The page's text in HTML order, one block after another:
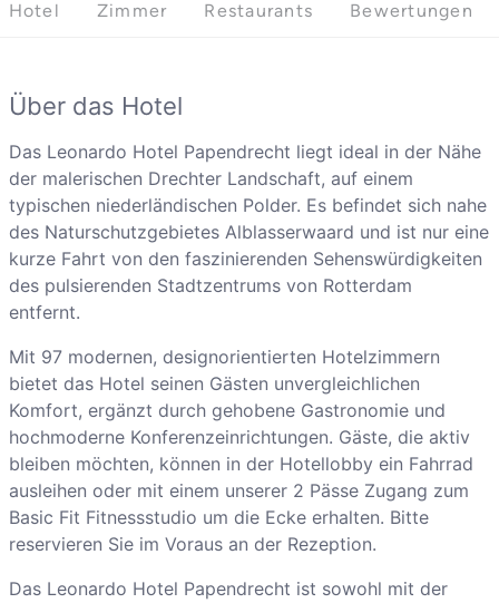
Hotel Zimmer Restaurants Bewertungen
Über das Hotel
Das Leonardo Hotel Papendrecht liegt ideal in der Nähe
der malerischen Drechter Landschaft, auf einem
typischen niederländischen Polder. Es befindet sich nahe
des Naturschutzgebietes Alblasserwaard und ist nur eine
kurze Fahrt von den faszinierenden Sehenswürdigkeiten
des pulsierenden Stadtzentrums von Rotterdam
entfernt.
Mit 97 modernen, designorientierten Hotelzimmern
bietet das Hotel seinen Gästen unvergleichlichen
Komfort, ergänzt durch gehobene Gastronomie und
hochmoderne Konferenzeinrichtungen. Gäste, die aktiv
bleiben möchten, können in der Hotellobby ein Fahrrad
ausleihen oder mit einem unserer 2 Pässe Zugang zum
Basic Fit Fitnessstudio um die Ecke erhalten. Bitte
reservieren Sie im Voraus an der Rezeption.
Das Leonardo Hotel Papendrecht ist sowohl mit der